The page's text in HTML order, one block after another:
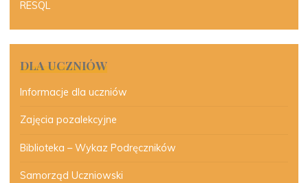
RESQL
DLA UCZNIÓW
Informacje dla uczniów
Zajęcia pozalekcyjne
Biblioteka – Wykaz Podręczników
Samorząd Uczniowski